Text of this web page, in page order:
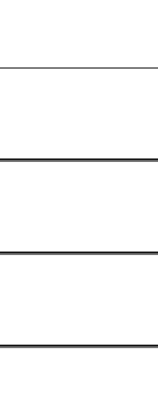
мероприятий.
использовать